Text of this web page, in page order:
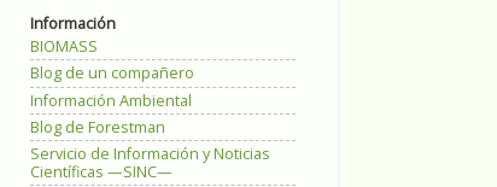
Información
BIOMASS
Blog de un compañero
Información Ambiental
Blog de Forestman
Servicio de Información y Noticias
Científicas —SINC—